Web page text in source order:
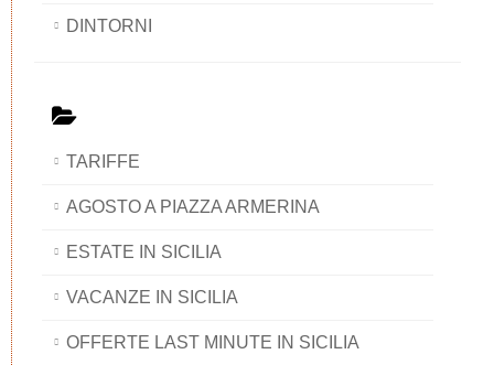
DINTORNI
TARIFFE
AGOSTO A PIAZZA ARMERINA
ESTATE IN SICILIA
VACANZE IN SICILIA
OFFERTE LAST MINUTE IN SICILIA